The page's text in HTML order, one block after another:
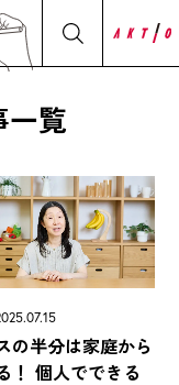
一覧
の半分は家庭から
！ 個人でできる